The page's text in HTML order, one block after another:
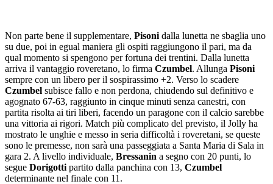
Non parte bene il supplementare, Pisoni dalla lunetta ne sbaglia uno
su due, poi in egual maniera gli ospiti raggiungono il pari, ma da
qual momento si spengono per fortuna dei trentini. Dalla lunetta
arriva il vantaggio roveretano, lo firma Czumbel. Allunga Pisoni
sempre con un libero per il sospirassimo +2. Verso lo scadere
Czumbel subisce fallo e non perdona, chiudendo sul definitivo e
agognato 67-63, raggiunto in cinque minuti senza canestri, con
partita risolta ai tiri liberi, facendo un paragone con il calcio sarebbe
una vittoria ai rigori. Match più complicato del previsto, il Jolly ha
mostrato le unghie e messo in seria difficoltà i roveretani, se queste
sono le premesse, non sarà una passeggiata a Santa Maria di Sala in
gara 2. A livello individuale, Bressanin a segno con 20 punti, lo
segue Dorigotti partito dalla panchina con 13, Czumbel
determinante nel finale con 11.